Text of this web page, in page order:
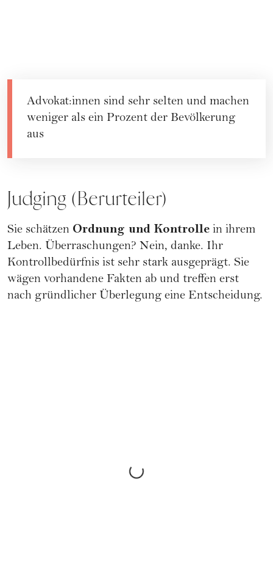
Advokat:innen sind sehr selten und machen
weniger als ein Prozent der Bevölkerung
aus
Judging (Berurteiler)
Sie schätzen Ordnung und Kontrolle in ihrem
Leben. Überraschungen? Nein, danke. Ihr
Kontrollbedürfnis ist sehr stark ausgeprägt. Sie
wägen vorhandene Fakten ab und treffen erst
nach gründlicher Überlegung eine Entscheidung.